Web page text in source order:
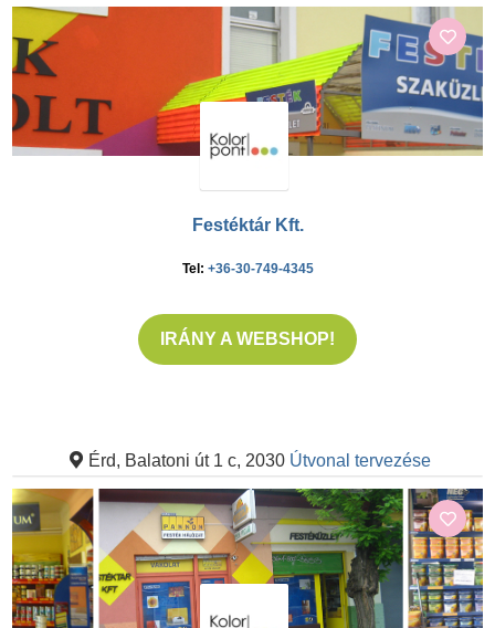
Festéktár Kft.
Tel: +36-30-749-4345
IRÁNY A WEBSHOP!
Érd, Balatoni út 1 c, 2030 Útvonal tervezése